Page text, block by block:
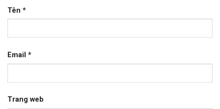
Tên *
Email *
Trang web